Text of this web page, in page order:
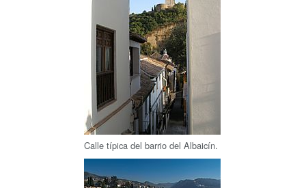
Calle típica del barrio del Albaicín.